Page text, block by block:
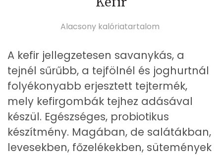
Alacsony kalóriatartalom
A kefir jellegzetesen savanykás, a
tejnél sűrűbb, a tejfölnél és joghurtnál
folyékonyabb erjesztett tejtermék,
mely kefirgombák tejhez adásával
készül. Egészséges, probiotikus
készítmény. Magában, de salátákban,
levesekben, főzelékekben, sütemények